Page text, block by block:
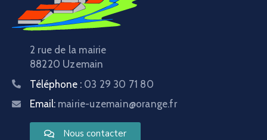
2 rue de la mairie
88220 Uzemain
Téléphone : 03 29 30 71 80
Email: mairie-uzemain@orange.fr
Nous contacter